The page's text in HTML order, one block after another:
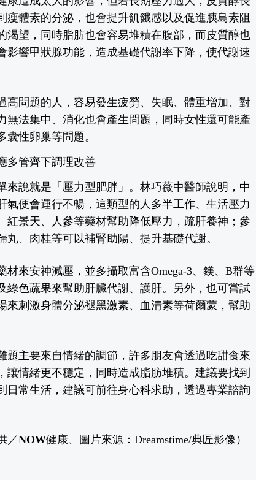
體素的分泌，也會提升飢餓感以及促進胰島素阻
渴望，同時脂肪也會容易堆積在腹部，而皮質醇也
影響甲狀腺功能，造成基礎代謝率下降，使代謝速
高問題的人，容易發生疲勞、失眠、體重增加、對
無法集中、消化也會產生問題，同時女性還可能產
性卵巢等問題。
多管齊下調理改善
來說就是「壓力型肥胖」。林巧薇中醫師說明，中
氣便會運行不暢，這類型的人多半工作、生活壓力
紅景天、人參等藥材幫助降低壓力，疏肝養神；參
、肉桂等可以補腎助陽、提升基礎代謝。
來安神減壓，並多攝取富含Omega-3、鎂、B群等
綠色蔬果來幫助肝臟代謝、護肝。另外，也可嘗試
來刺激身體分泌褪黑激素、血清素等荷爾蒙，幫助
題主要來自情緒的調節，許多朋友會透過吃甜食來
情緒更不穩定，同時造成脂肪堆積。建議要找到
日常生活，建議可前往身心科求助，透過專業諮詢
／NOW健康、圖片來源：Dreamstime/典匠影像）